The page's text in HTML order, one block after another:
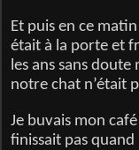
Et puis en ce
était à la porte et
les ans sans
notre chat n’était
Je buvais mon
finissait pas quand